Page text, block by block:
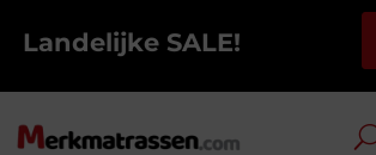
Landelijke SALE!